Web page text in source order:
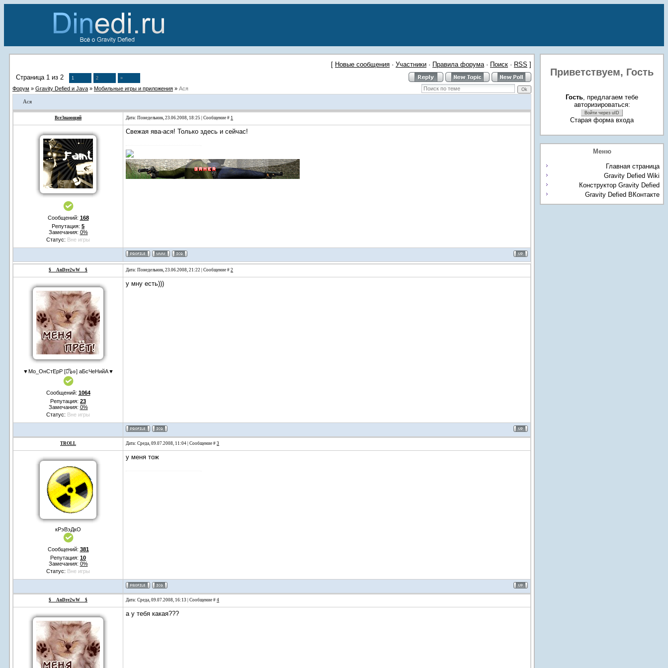
[ Новые сообщения · Участники · Правила форума· Поиск · RSS ]
Страница 1 из 2 1 2 »
Форум » Gravity Defied и Java » Мобильные игры и приложения » Ася
Ася
ВсеЗнающий Дата: Понедельник, 23.06.2008, 18:25 | Сообщение # 1
Сообщений: 168
Репутация: 5
Замечания: 0%
Статус: Вне игры
Свежая ява-ася! Только здесь и сейчас!
$__AnDre2wW__$ Дата: Понедельник, 23.06.2008, 21:22 | Сообщение # 2
▼Мо_ОнСтЕрР [๏͡๖๏] аБсЧеНийА▼
Сообщений: 1064
Репутация: 23
Замечания: 0%
Статус: Вне игры
у мну есть)))
TROLL Дата: Среда, 09.07.2008, 11:04 | Сообщение # 3
кРэВэДкО
Сообщений: 381
Репутация: 10
Замечания: 0%
Статус: Вне игры
у меня тож
$__AnDre2wW__$ Дата: Среда, 09.07.2008, 16:13 | Сообщение # 4
а у тебя какая???
Приветствуем, Гость
Гость, предлагаем тебе
авторизироваться:
Войти через uID
Старая форма входа
Меню
Главная страница
Gravity Defied Wiki
Конструктор Gravity Defied
Gravity Defied ВКонтакте